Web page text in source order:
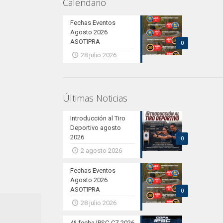
Calendario
0
Fechas Eventos
Agosto 2026
ASOTIPRA
28 julio 2026
Últimas Noticias
0
Introducción al Tiro
Deportivo agosto
2026
2 agosto 2026
0
Fechas Eventos
Agosto 2026
ASOTIPRA
28 julio 2026